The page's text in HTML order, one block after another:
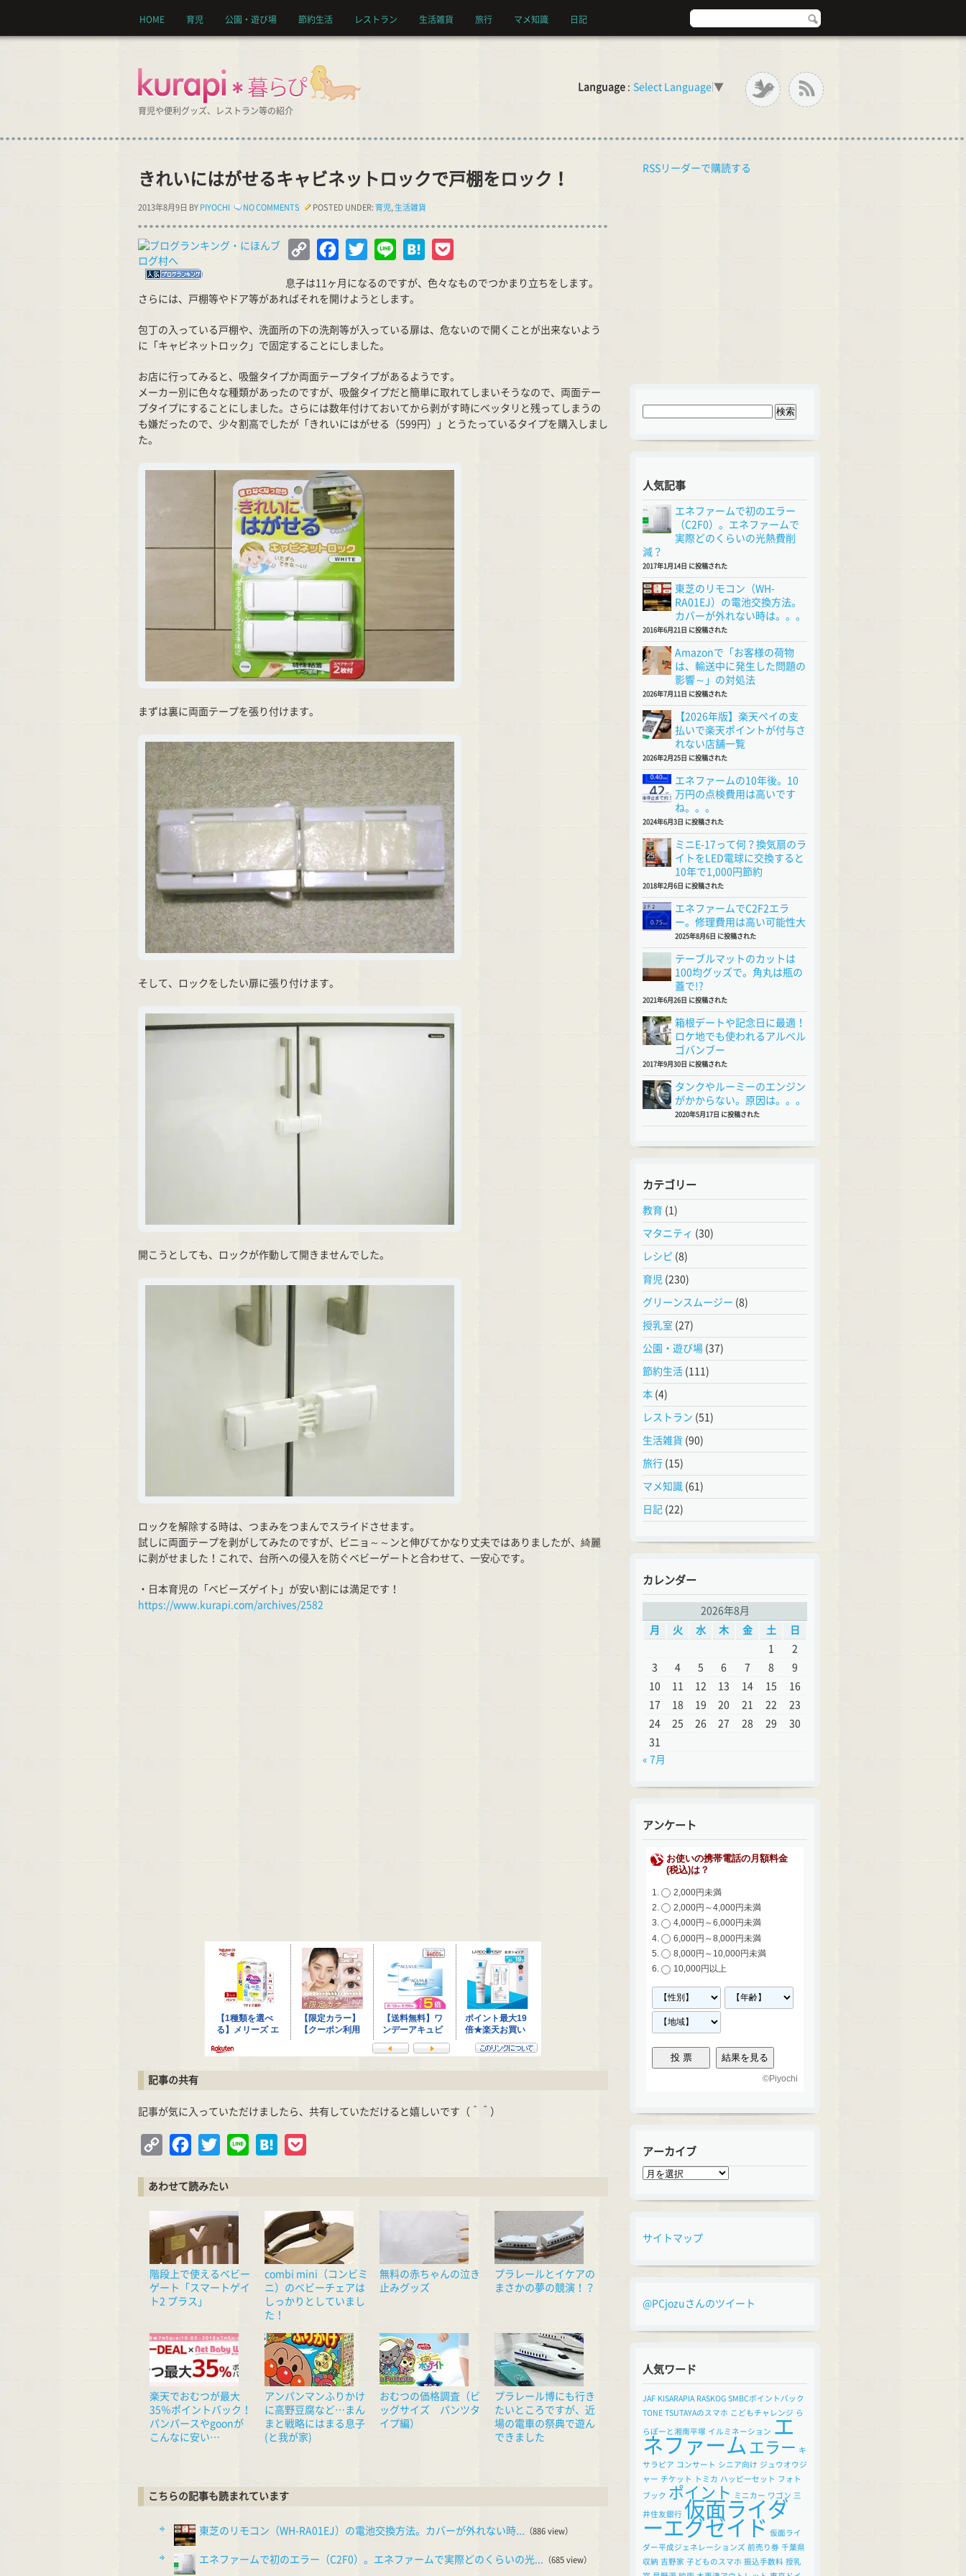
育児や便利グッズ、レストラン等の紹介
HOME 育児 公園・遊び場 節約生活 レストラン 生活雑貨 旅行 マメ知識 日記
Language : Select Language ▼
きれいにはがせるキャビネットロックで戸棚をロック！
2013年8月9日 BY PIYOCHI NO COMMENTS POSTED UNDER: 育児 生活雑貨
Copy
Facebook
TwitterLine Hatena
息子は11ヶ月になるのですが、色々なものでつかまり立ちをします。
さらには、戸棚等やドア等があればそれを開けようとします。
包丁の入っている戸棚や、洗面所の下の洗剤等が入っている扉は、危ないので開くことが出来ないよう
に「キャビネットロック」で固定することにしました。
お店に行ってみると、吸盤タイプか両面テープタイプがあるようです。
メーカー別に色々な種類があったのですが、吸盤タイプだと簡単に取れてしまいそうなので、両面テー
プタイプにすることにしました。さらには数年付けておいてから剥がす時にベッタリと残ってしまうの
も嫌だったので、少々割高でしたが「きれいにはがせる（599円）」とうたっているタイプを購入しまし
た。
まずは裏に両面テープを張り付けます。
そして、ロックをしたい扉に張り付けます。
開こうとしても、ロックが作動して開きませんでした。
ロックを解除する時は、つまみをつまんでスライドさせます。
試しに両面テープを剥がしてみたのですが、ビニョ～～ンと伸びてかなり丈夫ではありましたが、綺麗
に剥がせました！これで、台所への侵入を防ぐベビーゲートと合わせて、一安心です。
・日本育児の「ベビーズゲイト」が安い割には満足です！
https://www.kurapi.com/archives/2582
記事の共有
記事が気に入っていただけましたら、共有していただけると嬉しいです（＾＾）
Copy
Facebook
TwitterLine Hatena
あわせて読みたい
階段上で使えるベビー
ゲート「スマートゲイ
ト2 プラス」
combi mini（コンビミ
ニ）のベビーチェアは
しっかりとしていまし
た！
無料の赤ちゃんの泣き
止みグッズ
プラレールとイケアの
まさかの夢の競演！？
楽天でおむつが最大
35％ポイントバック！
パンパースやgoonが
こんなに安い…
アンパンマンふりかけ
に高野豆腐など…まん
まと戦略にはまる息子
(と我が家)
おむつの価格調査（ビ
ッグサイズ パンツタ
イプ編）
プラレール博にも行き
たいところですが、近
場の電車の祭典で遊ん
できました
こちらの記事も読まれています
東芝のリモコン（WH-RA01EJ）の電池交換方法。カバーが外れない時... （886 view）
エネファームで初のエラー（C2F0）。エネファームで実際どのくらいの光... （685 view）
RSSリーダーで購読する
人気記事
エネファームで初のエラー
（C2F0）。エネファームで
実際どのくらいの光熱費削
減？
2017年1月14日 に投稿された
東芝のリモコン（WH-
RA01EJ）の電池交換方法。
カバーが外れない時は。。。
2016年6月21日 に投稿された
Amazonで「お客様の荷物
は、輸送中に発生した問題の
影響～」の対処法
2026年7月11日 に投稿された
【2026年版】楽天ペイの支
払いで楽天ポイントが付与さ
れない店舗一覧
2026年2月25日 に投稿された
エネファームの10年後。10
万円の点検費用は高いです
ね。。。
2024年6月3日 に投稿された
ミニE-17って何？換気扇のラ
イトをLED電球に交換すると
10年で1,000円節約
2018年2月6日 に投稿された
エネファームでC2F2エラ
ー。修理費用は高い可能性大
2025年8月6日 に投稿された
テーブルマットのカットは
100均グッズで。角丸は瓶の
蓋で!?
2021年6月26日 に投稿された
箱根デートや記念日に最適！
ロケ地でも使われるアルベル
ゴバンブー
2017年9月30日 に投稿された
タンクやルーミーのエンジン
がかからない。原因は。。。
2020年5月17日 に投稿された
カテゴリー
教育 (1)
マタニティ (30)
レシピ (8)
育児 (230)
グリーンスムージー (8)
授乳室 (27)
公園・遊び場 (37)
節約生活 (111)
本 (4)
レストラン (51)
生活雑貨 (90)
旅行 (15)
マメ知識 (61)
日記 (22)
カレンダー
2026年8月
月
火 水 木 金 土
日
1
2
3
4 5 6 7 8
9
10
11 12 13 14 15
16
17
18 19 20 21 22
23
24
25 26 27 28 29
30
31
« 7月
アンケート
お使いの携帯電話の月額料金
(税込)は？
2,000円未満
2,000円～4,000円未満
4,000円～6,000円未満
6,000円～8,000円未満
8,000円～10,000円未満
10,000円以上
©Piyochi
アーカイブ
ア
カ
サイトマップ
@PCjozuさんのツイート
人気ワード
JAF KISARAPIA RASKOG SMBCポイントパック
TONE TSUTAYAのスマホ こどもチャレンジ ら
らぽーと湘南平塚 イルミネーション エ
ネファーム エラー キ
サラピア コンサート シニア向け ジュウオウジ
ャー チケット トミカ ハッピーセット フォト
ブック ポイント ミニカー ワゴン 三
井住友銀行 仮面ライダ
ーエグゼイド 仮面ライ
ダー平成ジェネレーションズ 前売り券 千葉県
収納 吉野家 子どものスマホ 振込手数料 授乳